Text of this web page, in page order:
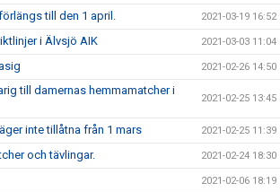
till den 1 april. 2021-03-19 16:52
i Älvsjö AIK 2021-03-03 11:04
2021-02-26 14:50
till damernas hemmamatcher i
2021-02-25 13:45
inte tillåtna från 1 mars 2021-02-25 11:39
och tävlingar. 2021-02-24 18:30
2021-02-06 18:19